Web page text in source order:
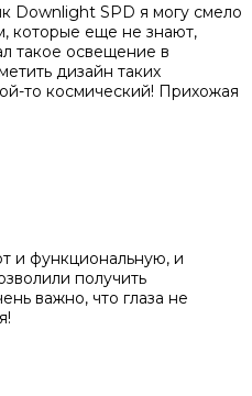
Downlight SPD я могу смело
которые еще не знают,
такое освещение в
дизайн таких
то космический! Прихожая
и функциональную, и
получить
важно, что глаза не